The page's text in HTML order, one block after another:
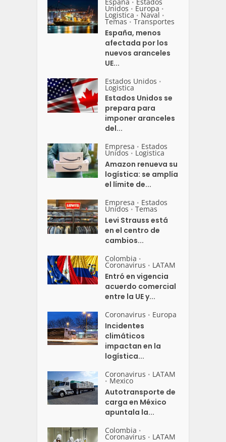
•
Unidos • Europa •
Logistica • Naval •
Temas • Transportes
España, menos
afectada por los
nuevos aranceles
UE...
Estados Unidos •
Logistica
Estados Unidos se
prepara para
imponer aranceles
del...
Empresa • Estados
Unidos • Logistica
Amazon renueva su
logística: se amplía
el límite de...
Empresa • Estados
Unidos • Temas
Levi Strauss está
en el centro de
cambios...
Colombia •
Coronavirus • LATAM
Entró en vigencia
acuerdo comercial
entre la UE y...
Coronavirus • Europa
Incidentes
climáticos
impactan en la
logística...
Coronavirus • LATAM
• Mexico
Autotransporte de
carga en México
apuntala la...
Colombia •
Coronavirus • LATAM